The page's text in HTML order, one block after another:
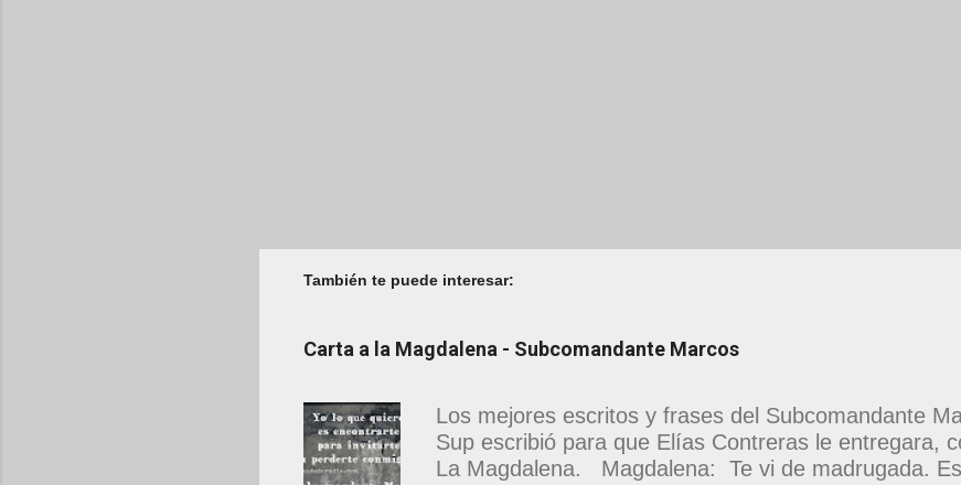
También te puede interesar:
Carta a la Magdalena - Subcomandante Marcos
Los mejores escritos y frases del Subcomandante
Sup escribió para que Elías Contreras le entregara,
La Magdalena. Magdalena: Te vi de madrugada.